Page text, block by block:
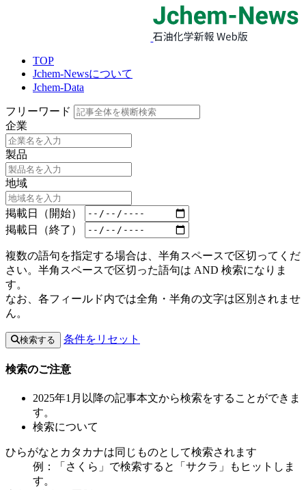
TOP
Jchem-Newsについて
Jchem-Data
フリーワード
企業
製品
地域
掲載日（開始）
掲載日（終了）
複数の語句を指定する場合は、半角スペースで区切ってくだ
さい。半角スペースで区切った語句は AND 検索になりま
す。
なお、各フィールド内では全角・半角の文字は区別されませ
ん。
検索する 条件をリセット
検索のご注意
2025年1月以降の記事本文から検索をすることができま
す。
検索について
ひらがなとカタカナは同じものとして検索されます
例：「さくら」で検索すると「サクラ」もヒットしま
す。